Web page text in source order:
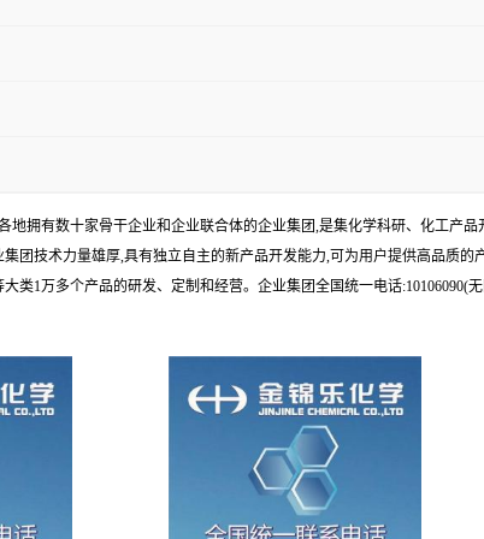
拥有数十家骨干企业和企业联合体的企业集团,是集化学科研、化工产
团技术力量雄厚,具有独立自主的新产品开发能力,可为用户提供高品质
类1万多个产品的研发、定制和经营。企业集团全国统一电话:10106090(